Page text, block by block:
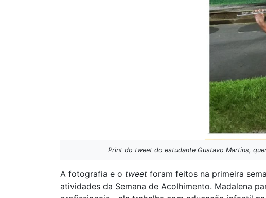
Print do tweet do estudante Gustavo Martins,
A fotografia e o tweet foram feitos na primeira
atividades da Semana de Acolhimento. Madalena